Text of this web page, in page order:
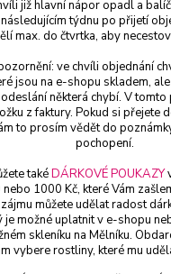
léčivky
Salvia Microphylla-
- cena za kus
balení
již hlavní nápor opadl a
týdnu po přijetí
max. do čtvrtka, aby
ve chvíli objednání
jsou na e-shopu skladem,
některá chybí. V
z faktury. Pokud si přejete
to prosím vědět do
pochopení.
takéDÁRKOVÉ POUKAZY
1000 Kč, které Vám
můžete udělat radost
je možné uplatnit v e-shopu
skleníku na Mělníku.
vybere rostliny, které mu